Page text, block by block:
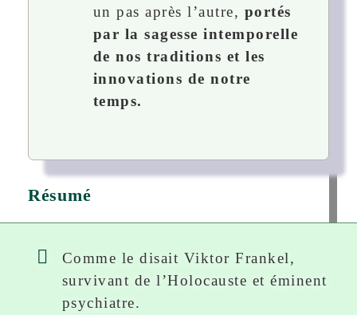
un pas après l’autre, portés
par la sagesse intemporelle
de nos traditions et les
innovations de notre
temps.
Résumé
Comme le disait Viktor Frankel,
survivant de l’Holocauste et éminent
psychiatre.